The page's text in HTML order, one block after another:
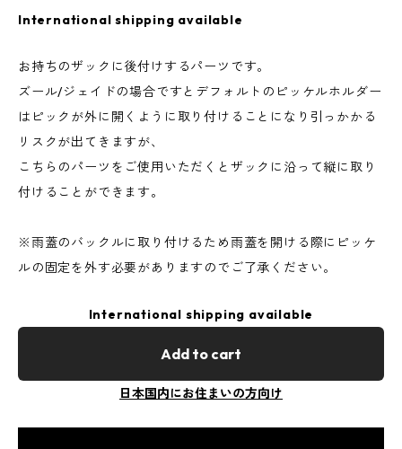
International shipping available
お持ちのザックに後付けするパーツです。
ズール/ジェイドの場合ですとデフォルトのピッケルホルダー
はピックが外に開くように取り付けることになり引っかかる
リスクが出てきますが、
こちらのパーツをご使用いただくとザックに沿って縦に取り
付けることができます。
※雨蓋のバックルに取り付けるため雨蓋を開ける際にピッケ
ルの固定を外す必要がありますのでご了承ください。
International shipping available
Add to cart
日本国内にお住まいの方向け